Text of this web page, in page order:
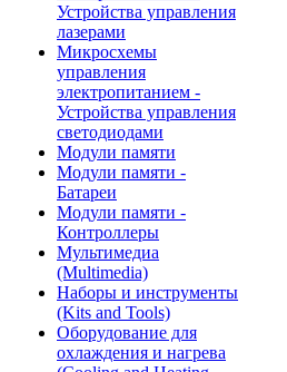
Устройства управления
лазерами
Микросхемы
управления
электропитанием -
Устройства управления
светодиодами
Модули памяти
Модули памяти -
Батареи
Модули памяти -
Контроллеры
Мультимедиа
(Multimedia)
Наборы и инструменты
(Kits and Tools)
Оборудование для
охлаждения и нагрева